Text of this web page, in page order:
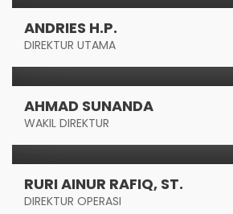
ANDRIES H.P.
DIREKTUR UTAMA
AHMAD SUNANDA
WAKIL DIREKTUR
RURI AINUR RAFIQ, ST.
DIREKTUR OPERASI